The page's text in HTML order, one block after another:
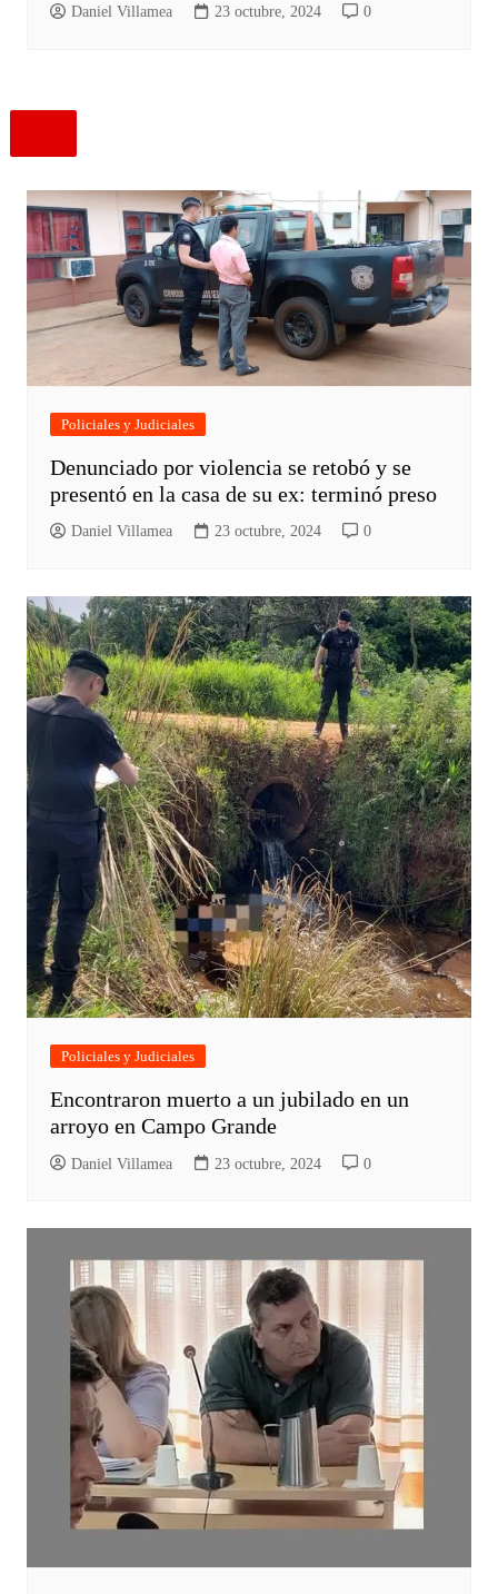
Daniel Villamea 23 octubre, 2024 0
Policiales y Judiciales
Denunciado por violencia se retobó y se
presentó en la casa de su ex: terminó preso
Daniel Villamea 23 octubre, 2024 0
Policiales y Judiciales
Encontraron muerto a un jubilado en un
arroyo en Campo Grande
Daniel Villamea 23 octubre, 2024 0